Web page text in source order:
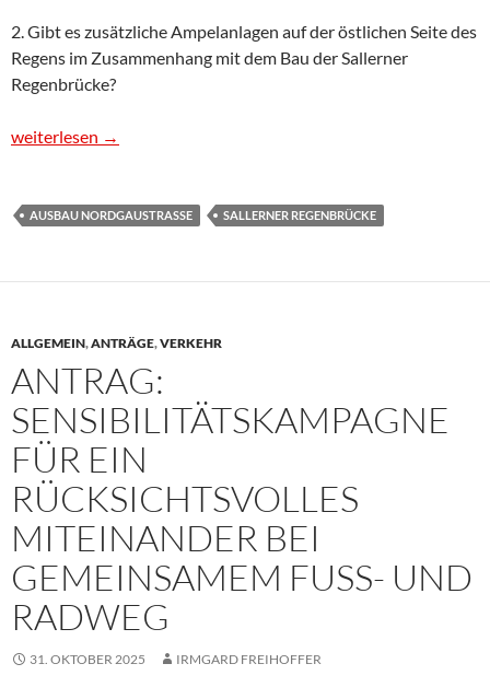
2. Gibt es zusätzliche Ampelanlagen auf der östlichen Seite des
Regens im Zusammenhang mit dem Bau der Sallerner
Regenbrücke?
Ergänzungsantrag zu meinem Antrag vom 04.10.25 (Pläne für
weiterlesen →
AUSBAU NORDGAUSTRASSE SALLERNER REGENBRÜCKE
ALLGEMEIN,ANTRÄGE,VERKEHR
ANTRAG:
SENSIBILITÄTSKAMPAGNE
FÜR EIN
RÜCKSICHTSVOLLES
MITEINANDER BEI
GEMEINSAMEM FUSS- UND R
ADWEG
31. OKTOBER 2025 IRMGARD FREIHOFFER